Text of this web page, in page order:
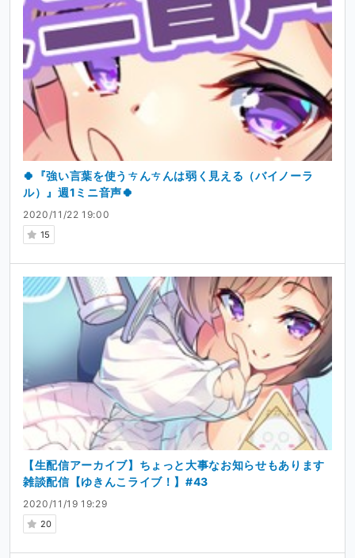
2020/11/22 19:00
15
🍀『強い言葉を使うㄘんㄘんは弱く見える（バイノーラ
ル）』週1ミニ音声🍀
2020/11/19 19:29
20
【生配信アーカイブ】ちょっと大事なお知らせもあります
雑談配信【ゆきんこライブ！】#43